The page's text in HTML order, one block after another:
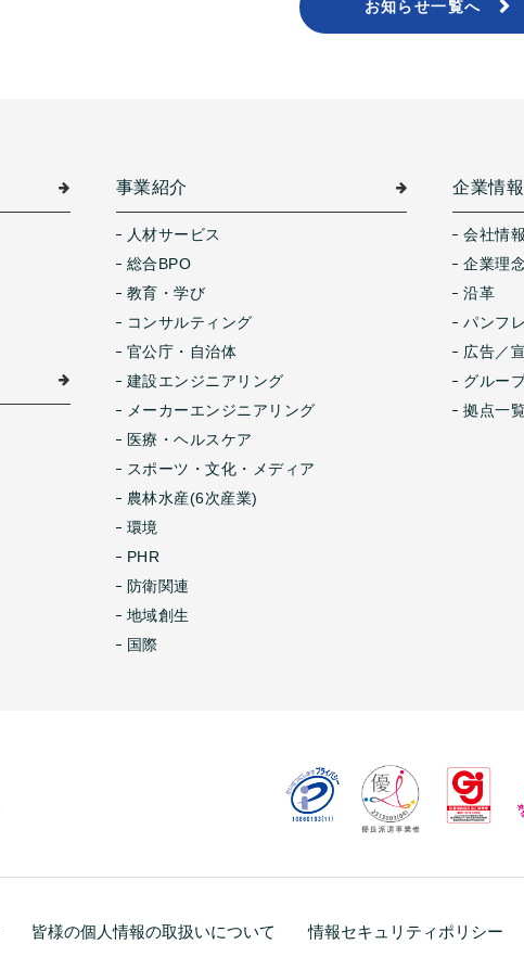
お知らせ一覧へ
事業紹介
人材サービス
総合BPO
教育・学び
コンサルティング
官公庁・自治体
建設エンジニアリング
メーカーエンジニアリング
医療・ヘルスケア
スポーツ・文化・メディア
農林水産(6次産業)
環境
PHR
防衛関連
地域創生
国際
企業情報
会社情報
企業理念
沿革
パンフ
広告／
グルー
拠点一
皆様の個人情報の取扱いについて 情報セキュリティポリシー